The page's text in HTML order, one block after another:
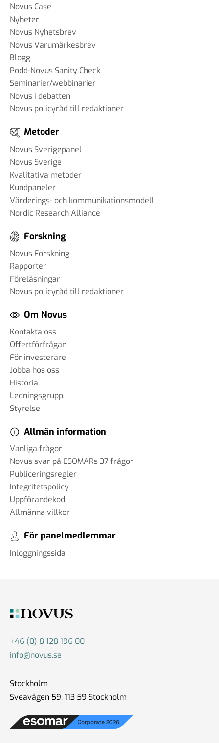
Novus Case
Nyheter
Novus Nyhetsbrev
Novus Varumärkesbrev
Blogg
Podd-Novus Sanity Check
Seminarier/webbinarier
Novus i debatten
Novus policyråd till redaktioner
Metoder
Novus Sverigepanel
Novus Sverige
Kvalitativa metoder
Kundpaneler
Värderings- och kommunikationsmodell
Nordic Research Alliance
Forskning
Novus Forskning
Rapporter
Föreläsningar
Novus policyråd till redaktioner
Om Novus
Kontakta oss
Offertförfrågan
För investerare
Jobba hos oss
Historia
Ledningsgrupp
Styrelse
Allmän information
Vanliga frågor
Novus svar på ESOMARs 37 frågor
Publiceringsregler
Integritetspolicy
Uppförandekod
Allmänna villkor
För panelmedlemmar
Inloggningssida
+46 (0) 8 128 196 00
info@novus.se
Stockholm
Sveavägen 59, 113 59 Stockholm